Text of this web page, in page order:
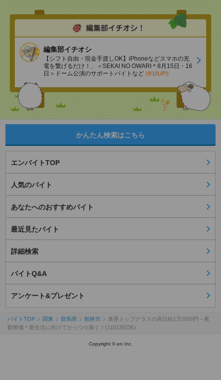
編集部イチオシ
【シフト自由・現金手渡しOK】iPhoneなどスマホの充
電を繋げるだけ！、＜SEKAI NO OWARI＊8月15日・16
日＞ドーム公演のサポートバイトなど (8/10UP!)
かんたん検索はこちら
エンバイトTOP
人気のバイト
あなたへのおすすめバイト
最近見たバイト
詳細検索
バイトQ&A
アンケート&プレゼント
バイトTOP 関東 群馬県 館林市
業界トップクラスの高日給1万2000円～夜
勤警備＊新生活に向けてがっつり稼ぐ！(110139236）
Copyright © en Inc.